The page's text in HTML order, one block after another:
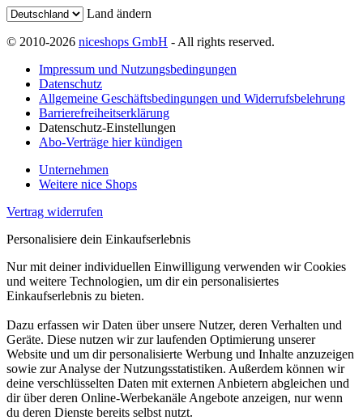
Land ändern
© 2010-2026 niceshops GmbH - All rights reserved.
Impressum und Nutzungsbedingungen
Datenschutz
Allgemeine Geschäftsbedingungen und Widerrufsbelehrung
Barrierefreiheitserklärung
Datenschutz-Einstellungen
Abo-Verträge hier kündigen
Unternehmen
Weitere nice Shops
Vertrag widerrufen
Personalisiere dein Einkaufserlebnis
Nur mit deiner individuellen Einwilligung verwenden wir Cookies
und weitere Technologien, um dir ein personalisiertes
Einkaufserlebnis zu bieten.
Dazu erfassen wir Daten über unsere Nutzer, deren Verhalten und
Geräte. Diese nutzen wir zur laufenden Optimierung unserer
Website und um dir personalisierte Werbung und Inhalte anzuzeigen
sowie zur Analyse der Nutzungsstatistiken. Außerdem können wir
deine verschlüsselten Daten mit externen Anbietern abgleichen und
dir über deren Online-Werbekanäle Angebote anzeigen, nur wenn
du deren Dienste bereits selbst nutzt.